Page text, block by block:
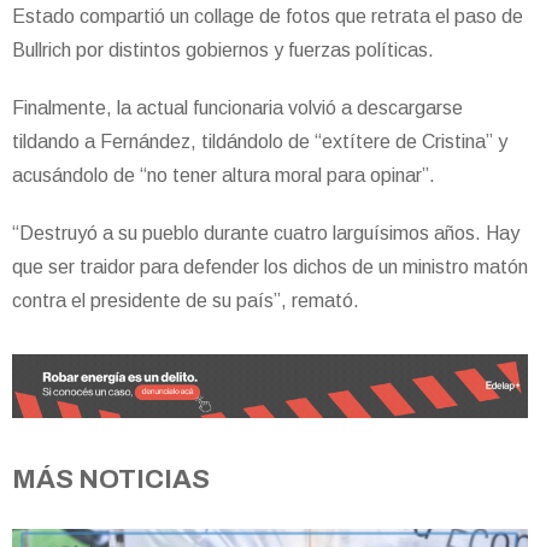
Estado compartió un collage de fotos que retrata el paso de
Bullrich por distintos gobiernos y fuerzas políticas.
Finalmente, la actual funcionaria volvió a descargarse
tildando a Fernández, tildándolo de “extítere de Cristina” y
acusándolo de “no tener altura moral para opinar”.
“Destruyó a su pueblo durante cuatro larguísimos años. Hay
que ser traidor para defender los dichos de un ministro matón
contra el presidente de su país”, remató.
MÁS NOTICIAS